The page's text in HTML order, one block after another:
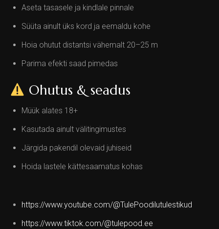
Aseta tasasele ja kindlale pinnale
Süüta ainult üks kord ja eemaldu kohe
Hoia ohutut distantsi vähemalt 20–25 m
Parima efekti saad pimedas
Ohutus & seadus
Müük alates 18+
Kasutada ainult välitingimustes
Järgida pakendil olevaid juhiseid
Hoida lastele kättesaamatus kohas
https://www.youtube.com/@TulePoodilutulestikud
https://www.tiktok.com/@tulepood.ee